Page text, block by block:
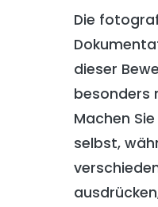
Die
dieser
besonders
Machen
selbst,